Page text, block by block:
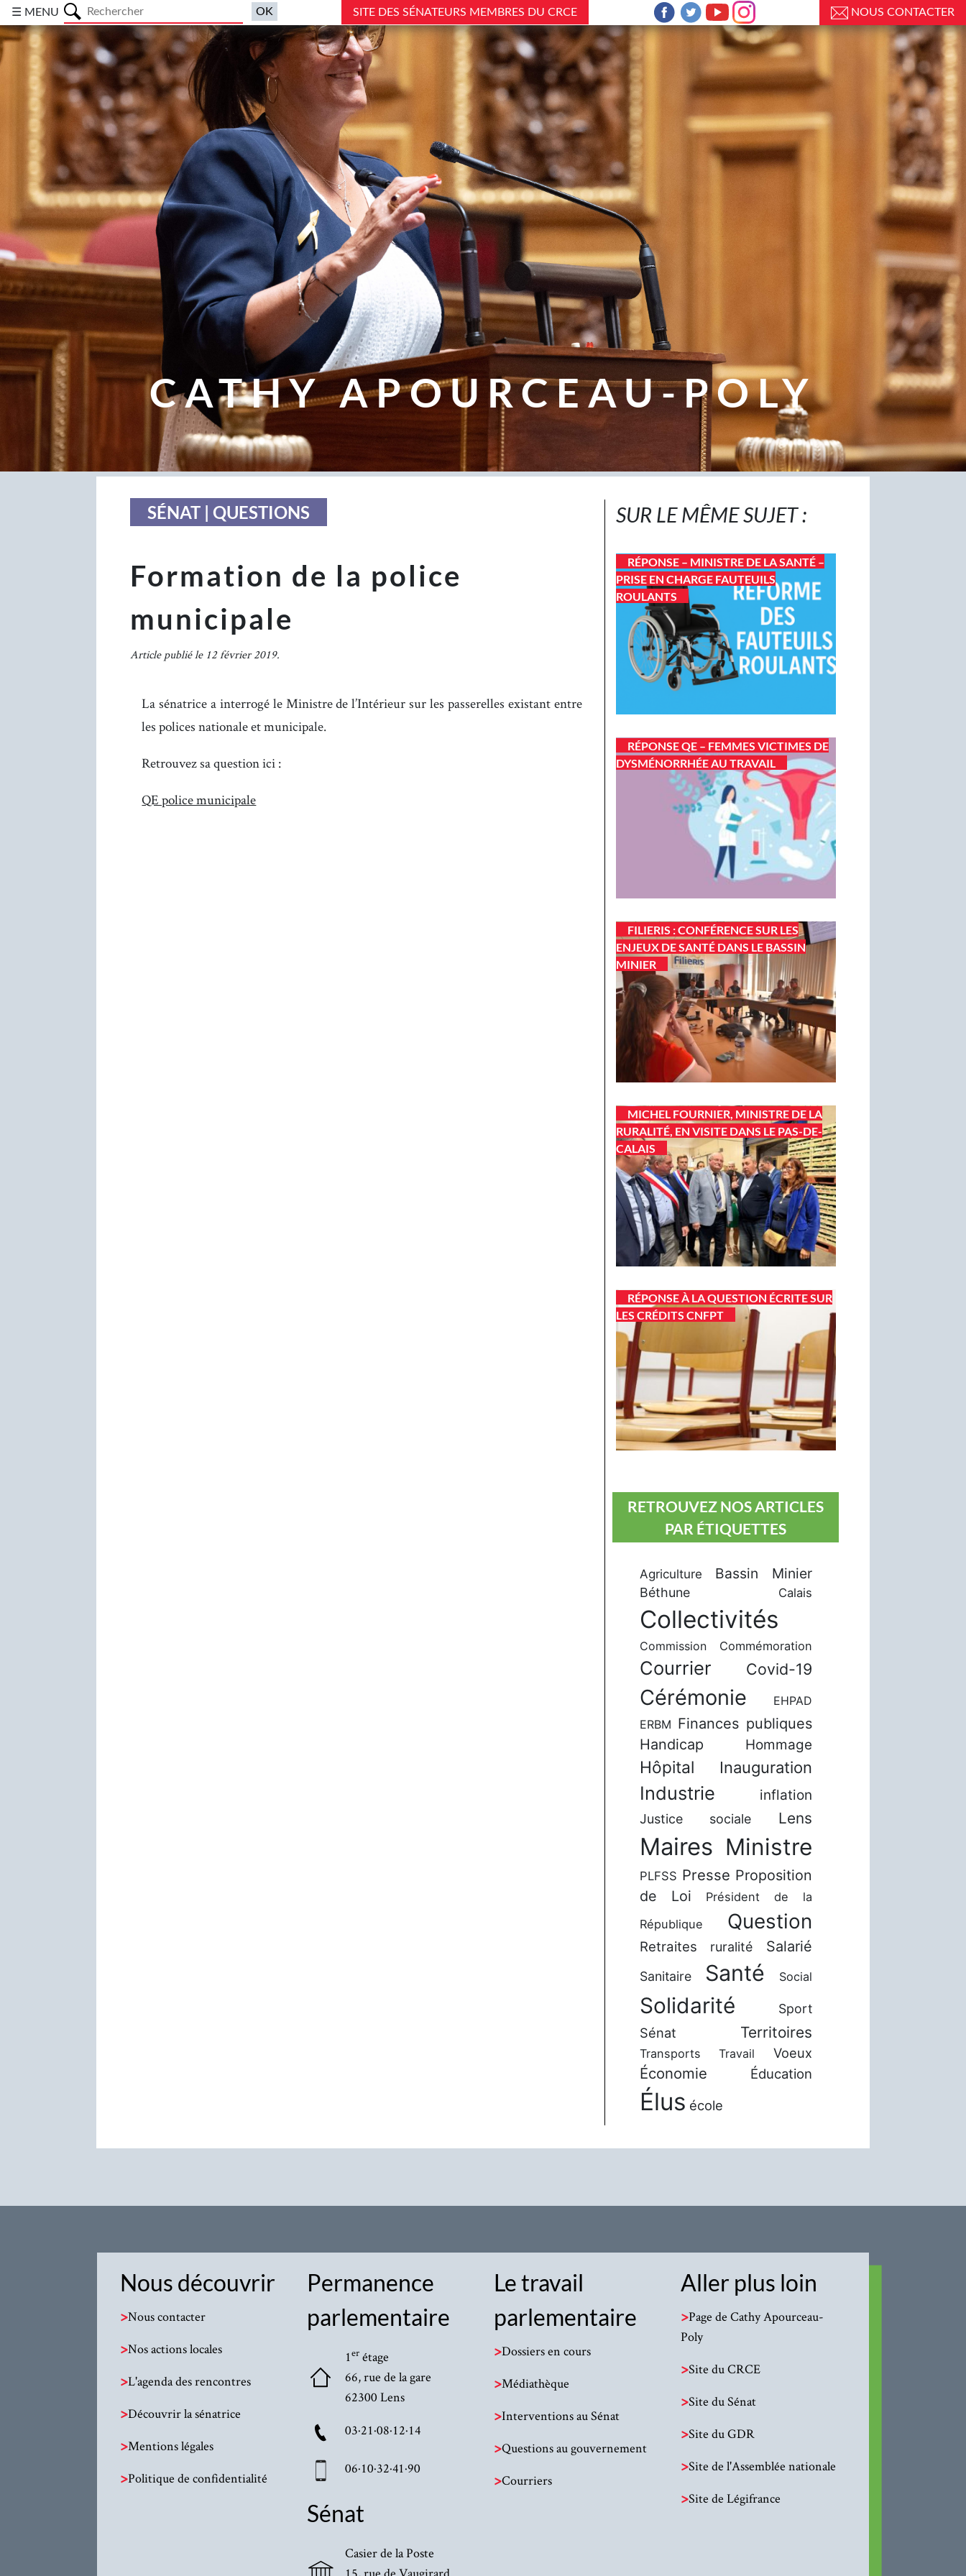
☰ MENU SITE DES SÉNATEURS MEMBRES DU CRCE NOUS CONTACTER
CATHY APOURCEAU-POLY
SÉNAT | QUESTIONS
Formation de la police
municipale
Article publié le 12 février 2019.
La sénatrice a interrogé le Ministre de l’Intérieur sur les passerelles existant entre
les polices nationale et municipale.
Retrouvez sa question ici :
QE police municipale
SUR LE MÊME SUJET :
RÉPONSE – MINISTRE DE LA SANTÉ –
PRISE EN CHARGE FAUTEUILS
ROULANTS
RÉPONSE QE – FEMMES VICTIMES DE
DYSMÉNORRHÉE AU TRAVAIL
FILIERIS : CONFÉRENCE SUR LES
ENJEUX DE SANTÉ DANS LE BASSIN
MINIER
MICHEL FOURNIER, MINISTRE DE LA
RURALITÉ, EN VISITE DANS LE PAS-DE-
CALAIS
RÉPONSE À LA QUESTION ÉCRITE SUR
LES CRÉDITS CNFPT
RETROUVEZ NOS ARTICLES
PAR ÉTIQUETTES
Agriculture Bassin Minier
Béthune Calais
Collectivités
Commission Commémoration
Courrier Covid-19
Cérémonie
EHPAD
ERBM Finances publiques
Handicap
Hommage
Hôpital Inauguration
Industrie inflation
Justice sociale Lens
Maires Ministre
PLFSS Presse Proposition
de Loi
Président de la
République
Question
Retraites ruralité Salarié
Sanitaire Santé Social
Solidarité Sport
Sénat Territoires
Transports Travail Voeux
Économie Éducation
Élus école
Nous découvrir
>Nous contacter
>Nos actions locales
>L'agenda des rencontres
>Découvrir la sénatrice
>Mentions légales
>Politique de confidentialité
Permanence
parlementaire
1er étage
66, rue de la gare
62300 Lens
03·21·08·12·14
06·10·32·41·90
Sénat
Casier de la Poste
Le travail
parlementaire
>Dossiers en cours
>Médiathèque
>Interventions au Sénat
>Questions au gouvernement
>Courriers
Aller plus loin
>Page de Cathy Apourceau-
Poly
>Site du CRCE
>Site du Sénat
>Site du GDR
>Site de l'Assemblée nationale
>Site de Légifrance